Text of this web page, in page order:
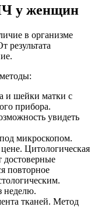
у женщин
в организме
результата
и шейки матки с
прибора.
увидеть
микроскопом.
Цитологическая
достоверные
повторное
неделю.
тканей. Метод